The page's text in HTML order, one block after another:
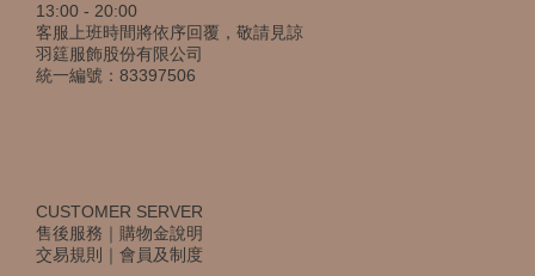
13:00 - 20:00
客服上班時間將依序回覆，敬請見諒
羽筳服飾股份有限公司
統一編號：83397506
CUSTOMER SERVER
售後服務 ｜ 購物金說明
交易規則
｜ 會員及制度